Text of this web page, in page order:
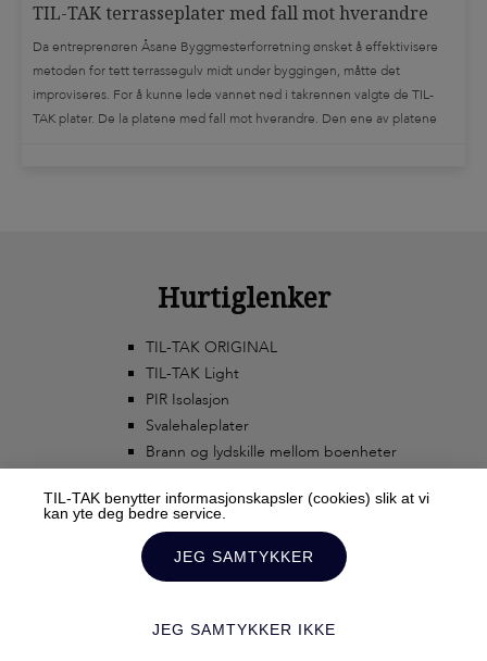
TIL-TAK terrasseplater med fall mot hverandre
Da entreprenøren Åsane Byggmesterforretning ønsket å effektivisere
metoden for tett terrassegulv midt under byggingen, måtte det
improviseres. For å kunne lede vannet ned i takrennen valgte de TIL-
TAK plater. De la platene med fall mot hverandre. Den ene av platene
Hurtiglenker
TIL-TAK ORIGINAL
TIL-TAK Light
PIR Isolasjon
Svalehaleplater
Brann og lydskille mellom boenheter
© 2020 TIL-TAK AS ALL RIGHTS RESERVED TERMS AND CONDITIONS
TIL-TAK benytter informasjonskapsler (cookies) slik at vi
kan yte deg bedre service.
JEG SAMTYKKER
JEG SAMTYKKER IKKE